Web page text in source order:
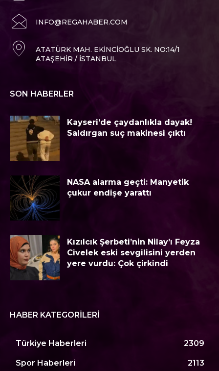
INFO@REGAHABER.COM
ATATÜRK MAH. EKINCIOĞLU SK. NO:14/1
ATAŞEHIR / İSTANBUL
SON HABERLER
Kayseri’de çaydanlıkla dayak!
Saldırgan suç makinesi çıktı
NASA alarma geçti: Manyetik
çukur endişe yarattı
Kızılcık Şerbeti’nin Nilay’ı Feyza
Civelek eski sevgilisini yerden
yere vurdu: Çok çirkindi
HABER KATEGORILERI
Türkiye Haberleri 2309
Spor Haberleri 2113